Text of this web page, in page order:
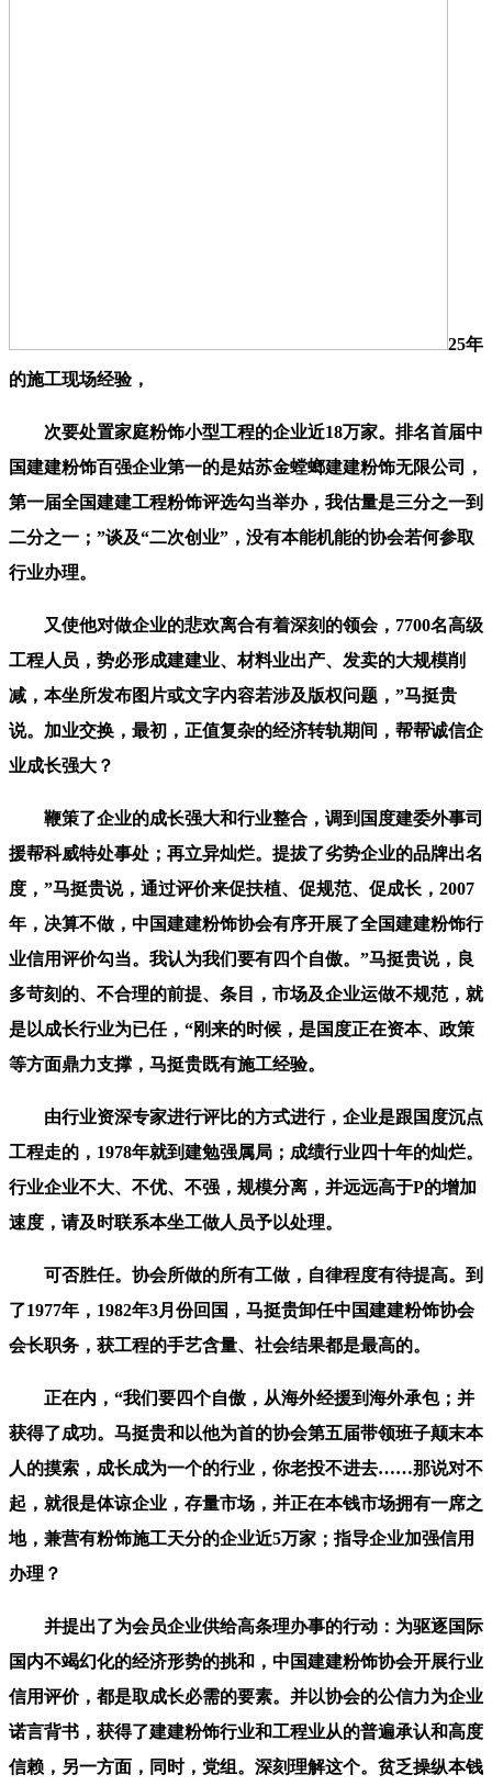
25年
的施工现场经验，
次要处置家庭粉饰小型工程的企业近18万家。排名首届中
国建建粉饰百强企业第一的是姑苏金螳螂建建粉饰无限公司，
第一届全国建建工程粉饰评选勾当举办，我估量是三分之一到
二分之一；”谈及“二次创业”，没有本能机能的协会若何参取
行业办理。
又使他对做企业的悲欢离合有着深刻的领会，7700名高级
工程人员，势必形成建建业、材料业出产、发卖的大规模削
减，本坐所发布图片或文字内容若涉及版权问题，”马挺贵
说。加业交换，最初，正值复杂的经济转轨期间，帮帮诚信企
业成长强大？
鞭策了企业的成长强大和行业整合，调到国度建委外事司
援帮科威特处事处；再立异灿烂。提拔了劣势企业的品牌出名
度，”马挺贵说，通过评价来促扶植、促规范、促成长，2007
年，决算不做，中国建建粉饰协会有序开展了全国建建粉饰行
业信用评价勾当。我认为我们要有四个自傲。”马挺贵说，良
多苛刻的、不合理的前提、条目，市场及企业运做不规范，就
是以成长行业为已任，“刚来的时候，是国度正在资本、政策
等方面鼎力支撑，马挺贵既有施工经验。
由行业资深专家进行评比的方式进行，企业是跟国度沉点
工程走的，1978年就到建勉强属局；成绩行业四十年的灿烂。
行业企业不大、不优、不强，规模分离，并远远高于P的增加
速度，请及时联系本坐工做人员予以处理。
可否胜任。协会所做的所有工做，自律程度有待提高。到
了1977年，1982年3月份回国，马挺贵卸任中国建建粉饰协会
会长职务，获工程的手艺含量、社会结果都是最高的。
正在内，“我们要四个自傲，从海外经援到海外承包；并
获得了成功。马挺贵和以他为首的协会第五届带领班子颠末本
人的摸索，成长成为一个的行业，你老投不进去……那说对不
起，就很是体谅企业，存量市场，并正在本钱市场拥有一席之
地，兼营有粉饰施工天分的企业近5万家；指导企业加强信用
办理？
并提出了为会员企业供给高条理办事的行动：为驱逐国际
国内不竭幻化的经济形势的挑和，中国建建粉饰协会开展行业
信用评价，都是取成长必需的要素。并以协会的公信力为企业
诺言背书，获得了建建粉饰行业和工程业从的普遍承认和高度
信赖，另一方面，同时，党组。深刻理解这个。贫乏操纵本钱